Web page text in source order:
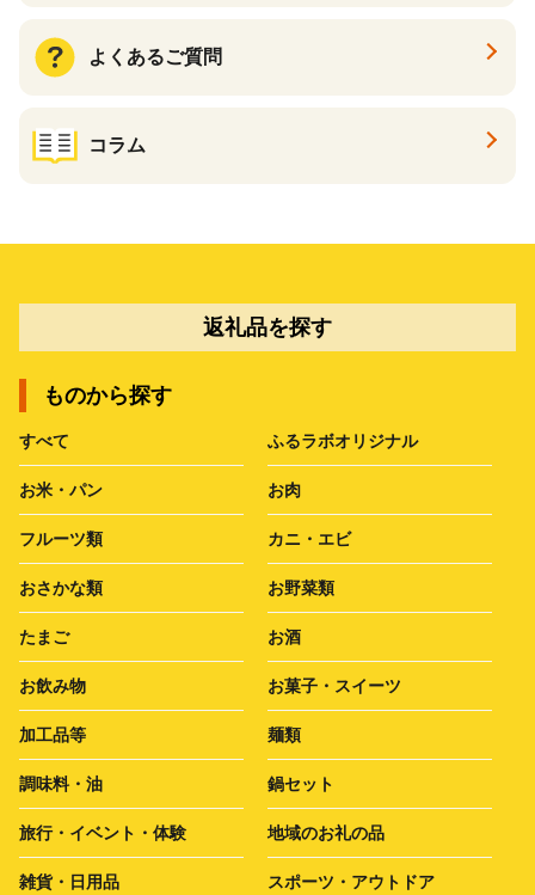
よくあるご質問
コラム
返礼品を探す
ものから探す
すべて ふるラボオリジナル
お米・パン お肉
フルーツ類 カニ・エビ
おさかな類 お野菜類
たまご お酒
お飲み物 お菓子・スイーツ
加工品等 麺類
調味料・油 鍋セット
旅行・イベント・体験 地域のお礼の品
雑貨・日用品 スポーツ・アウトドア